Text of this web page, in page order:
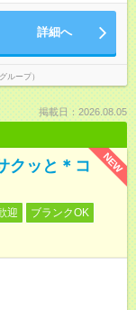
詳細へ
ループ）
掲載日：2026.08.05
NEW
クッと＊コ
迎
ブランクOK